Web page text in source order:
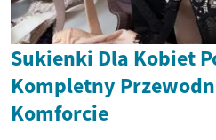
Sukienki Dla Kobiet
Kompletny
Komforcie